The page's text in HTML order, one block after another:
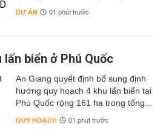
DỰ ÁN 01 phút trước
lấn biển ở Phú Quốc
An Giang quyết định bổ sung định
hướng quy hoạch 4 khu lấn biển tại
Phú Quốc rộng 161 ha trong tổng...
QUY HOẠCH 01 phút trước